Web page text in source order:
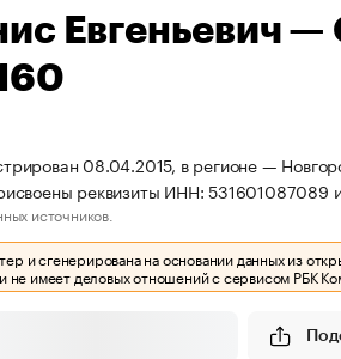
Евгеньевич
08.04.2015, в регионе —
реквизиты ИНН:
источников.
и сгенерирована на основании данных из
не имеет деловых отношений с сервисом РБК